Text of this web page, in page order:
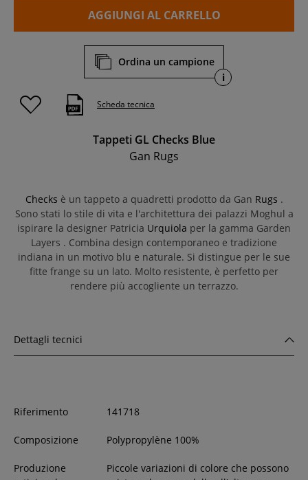
AGGIUNGI AL CARRELLO
Ordina un campione
i
Scheda tecnica
Tappeti GL Checks Blue
Gan Rugs
Checks è un tappeto a quadretti prodotto da Gan Rugs .
Sono stati lo stile di vita e l'architettura dei palazzi Moghul a
ispirare la designer Patricia Urquiola per la gamma Garden
Layers . Combina design contemporaneo e tradizione
indiana in un motivo blu e naturale. Si distingue per le sue
fitte frange su un lato. Molto resistente, è perfetto per
rendere più accogliente un terrazzo.
Dettagli tecnici
Riferimento 141718
Composizione Polypropylène 100%
Produzione
Piccole variazioni di colore che possono